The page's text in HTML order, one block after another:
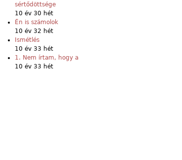
sértődöttsége
10 év 30 hét
Én is számolok
10 év 32 hét
Ismétlés
10 év 33 hét
1. Nem írtam, hogy a
10 év 33 hét